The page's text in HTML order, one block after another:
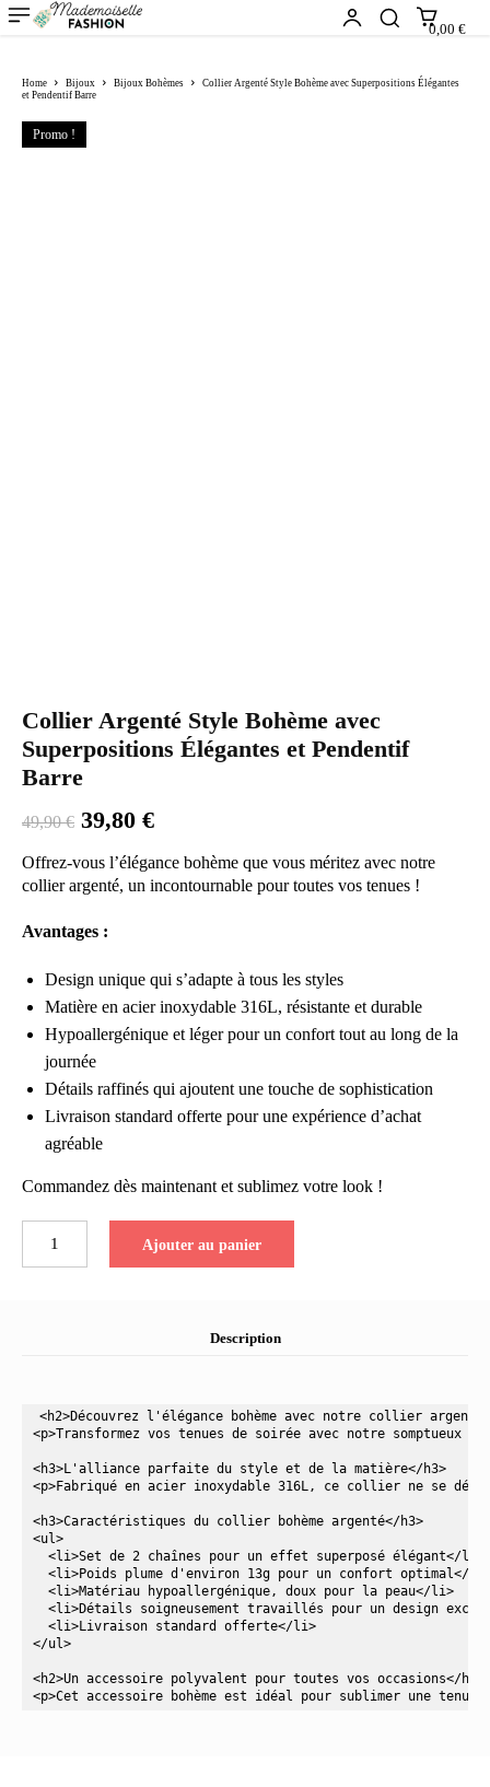
0,00 €
Home Bijoux Bijoux Bohèmes
Collier Argenté Style Bohème avec Superpositions Élégantes
et Pendentif Barre
Promo !
Collier Argenté Style Bohème avec
Superpositions Élégantes et Pendentif
Barre
49,90€ Le
initial
était :
39,80 €Le
actuel
est :
Offrez-vous l’élégance bohème que vous méritez avec notre
collier argenté, un incontournable pour toutes vos tenues !
Avantages :
Design unique qui s’adapte à tous les styles
Matière en acier inoxydable 316L, résistante et durable
Hypoallergénique et léger pour un confort tout au long de la
journée
Détails raffinés qui ajoutent une touche de sophistication
Livraison standard offerte pour une expérience d’achat
agréable
Commandez dès maintenant et sublimez votre look !
Élégantes
Pendentif
Barre
Ajouter au panier
Description
<h2>Découvrez l'élégance bohème avec notre collier
<p>Transformez vos tenues de soirée avec notre
<h3>L'alliance parfaite du style et de la matière</h3>
<p>Fabriqué en acier inoxydable 316L, ce collier ne se
<h3>Caractéristiques du collier bohème argenté</h3>
<ul>
  <li>Set de 2 chaînes pour un effet superposé élégant</li>
<li>Poids plume d'environ 13g pour un confort optimal</
  <li>Matériau hypoallergénique, doux pour la peau</li>
<li>Détails soigneusement travaillés pour un design
  <li>Livraison standard offerte</li>
</ul>
<h2>Un accessoire polyvalent pour toutes vos occasions</h2>